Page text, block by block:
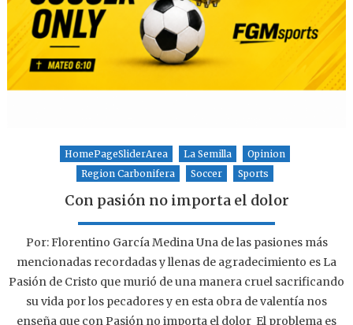
HomePageSliderArea La Semilla
Opinion
Region Carbonifera
Soccer Sports
Con pasión no importa el dolor
Por: Florentino García Medina Una de las pasiones más
mencionadas recordadas y llenas de agradecimiento es La
Pasión de Cristo que murió de una manera cruel sacrificando
su vida por los pecadores y en esta obra de valentía nos
enseña que con Pasión no importa el dolor El problema es